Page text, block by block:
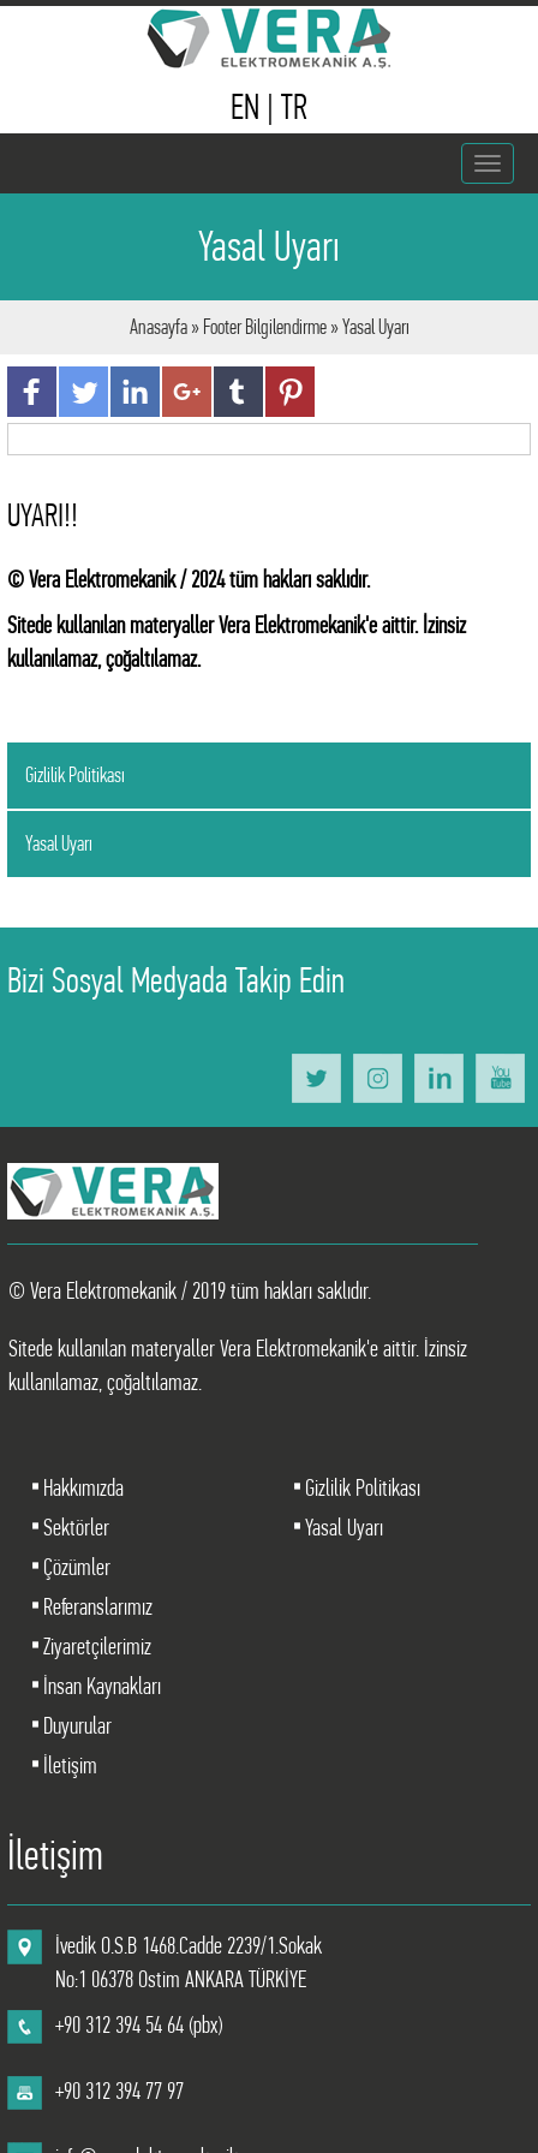
EN | TR
Toggle
Yasal Uyarı
Anasayfa » Footer Bilgilendirme» Yasal Uyarı
UYARI!!
©Vera Elektromekanik / 2024 tüm hakları saklıdır.
Sitede kullanılan materyaller Vera Elektromekanik'e aittir. İzinsiz
kullanılamaz, çoğaltılamaz.
Gizlilik Politikası
Yasal Uyarı
Bizi Sosyal Medyada Takip Edin
© Vera Elektromekanik / 2019 tüm hakları saklıdır.
Sitede kullanılan materyaller Vera Elektromekanik'e aittir. İzinsiz
kullanılamaz, çoğaltılamaz.
Hakkımızda
Sektörler
Çözümler
Referanslarımız
Ziyaretçilerimiz
İnsan Kaynakları
Duyurular
İletişim
Gizlilik Politikası
Yasal Uyarı
İletişim
İvedik O.S.B 1468.Cadde 2239/1.Sokak
No:1 06378 Ostim ANKARA TÜRKİYE
+90 312 394 54 64 (pbx)
+90 312 394 77 97